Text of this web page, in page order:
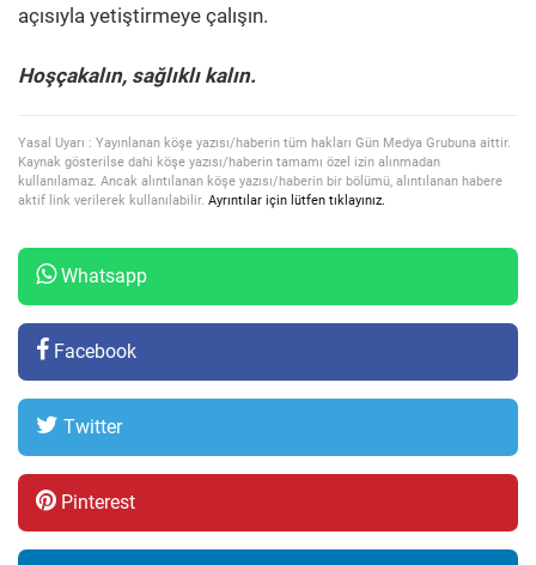
açısıyla yetiştirmeye çalışın.
Hoşçakalın, sağlıklı kalın.
Yasal Uyarı : Yayınlanan köşe yazısı/haberin tüm hakları Gün Medya Grubuna aittir.
Kaynak gösterilse dahi köşe yazısı/haberin tamamı özel izin alınmadan
kullanılamaz. Ancak alıntılanan köşe yazısı/haberin bir bölümü, alıntılanan habere
aktif link verilerek kullanılabilir. Ayrıntılar için lütfen tıklayınız.
Whatsapp
Facebook
Twitter
Pinterest